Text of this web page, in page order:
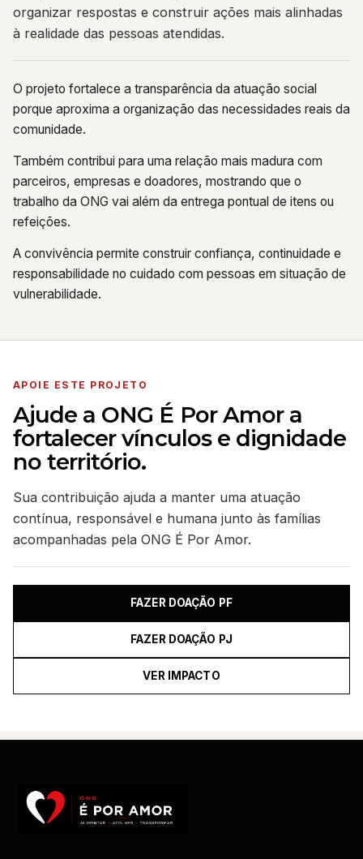
organizar respostas e construir ações mais alinhadas
à realidade das pessoas atendidas.
O projeto fortalece a transparência da atuação social
porque aproxima a organização das necessidades reais da
comunidade.
Também contribui para uma relação mais madura com
parceiros, empresas e doadores, mostrando que o
trabalho da ONG vai além da entrega pontual de itens ou
refeições.
A convivência permite construir confiança, continuidade e
responsabilidade no cuidado com pessoas em situação de
vulnerabilidade.
APOIE ESTE PROJETO
Ajude a ONG É Por Amor a
fortalecer vínculos e dignidade
no território.
Sua contribuição ajuda a manter uma atuação
contínua, responsável e humana junto às famílias
acompanhadas pela ONG É Por Amor.
FAZER DOAÇÃO PF
FAZER DOAÇÃO PJ
VER IMPACTO